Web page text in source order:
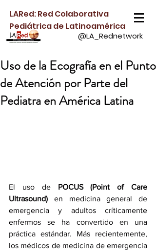
LARed: Red Colaborativa
Pediátrica de Latinoamérica
@LA_Rednetwork
Uso de la Ecografía en el Punto
de Atención por Parte del
Pediatra en América Latina
El uso de POCUS (Point of Care
Ultrasound) en medicina general de
emergencia y adultos críticamente
enfermos se ha convertido en una
práctica estándar. Más recientemente,
los médicos de medicina de emergencia